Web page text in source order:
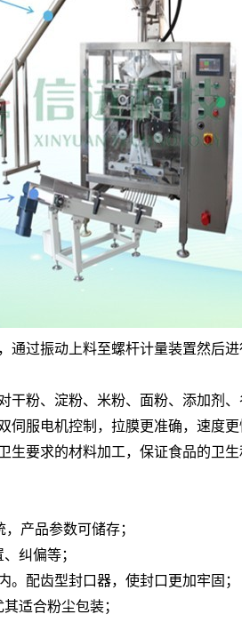
通过振动上料至螺杆计量装置然后
干粉、淀粉、米粉、面粉、添加剂
伺服电机控制，拉膜更准确，速度
生要求的材料加工，保证食品的卫
产品参数可储存；
纠偏等；
。配齿型封口器，使封口更加牢固；
适合粉尘包装；